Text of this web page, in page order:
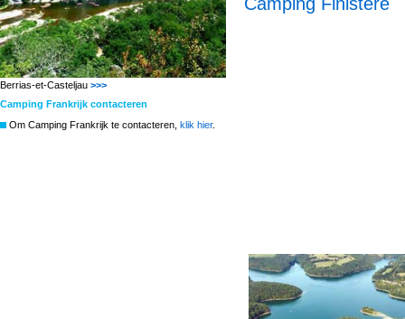
Berrias-et-Casteljau >>>
Camping Frankrijk contacteren
Om Camping Frankrijk te contacteren, klik hier.